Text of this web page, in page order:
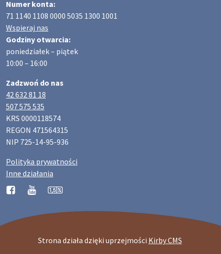
Numer konta:
71 1140 1108 0000 5035 1300 1001
Wspieraj nas
Godziny otwarcia:
poniedziałek – piątek
10:00 – 16:00
Zadzwoń do nas
42 632 81 18
507 575 535
KRS 0000118574
REGON 471564315
NIP 725-14-95-936
Polityka prywatności
Inne działania
Strona działa dzięki uprzejmości Kirby CMS